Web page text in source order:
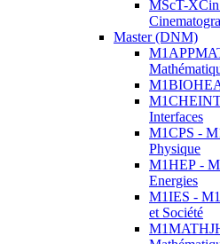
MScT-XCin
Master (DNM)
Interfaces
M1CPS -
Physique
M1HEP -
Energies
M1IES -
et Société